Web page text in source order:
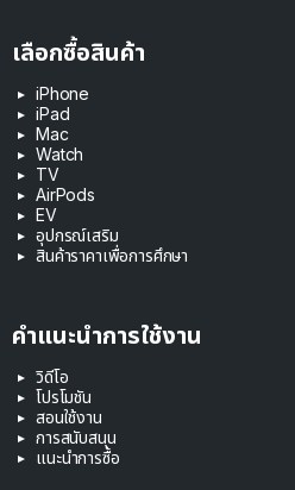
เลือกซื้อสินค้า
iPhone
iPad
Mac
Watch
TV
AirPods
EV
อุปกรณ์เสริม
สินค้าราคาเพื่อการศึกษา
คำแนะนำการใช้งาน
วิดีโอ
โปรโมชัน
สอนใช้งาน
การสนับสนุน
แนะนำการซื้อ